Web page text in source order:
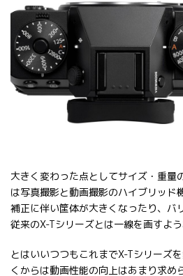
大きく変わった点としてサイズ・重量
は写真撮影と動画撮影のハイブリッド
補正に伴い筐体が大きくなったり、バ
従来のX-Tシリーズとは一線を画すよう
とはいいつつもこれまでX-Tシリーズ
くからは動画性能の向上はあまり求め